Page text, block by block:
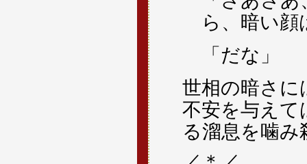
ら、暗い
「だな」
世相の暗さに
不安を与えて
る溜息を噛み